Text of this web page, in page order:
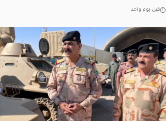
قبل يوم واحد